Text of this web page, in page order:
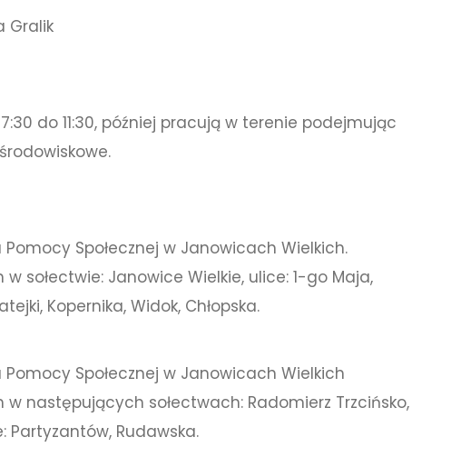
Gralik
do 11:30, później pracują w terenie podejmując
Społecznej w Janowicach Wielkich.
sołectwie: Janowice Wielkie, ulice: 1-go Maja,
Kopernika, Widok, Chłopska.
Społecznej w Janowicach Wielkich
następujących sołectwach: Radomierz Trzcińsko,
Partyzantów, Rudawska.